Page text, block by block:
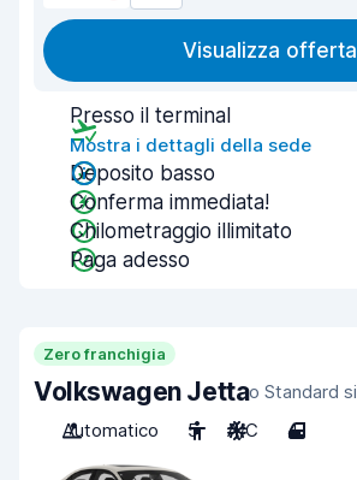
Visualizza offerta
Presso il terminal
Mostra i dettagli della sede
Deposito basso
Conferma immediata!
Chilometraggio illimitato
Paga adesso
Zero franchigia
Volkswagen Jettao Standard
Automatico
5 A/C 4